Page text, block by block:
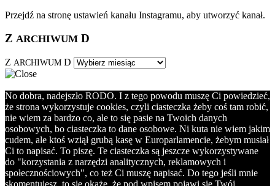
Przejdź na stronę ustawień kanału Instagramu, aby utworzyć kanał.
Z ARCHIWUM D
Z ARCHIWUM D
No dobra, nadejszło RODO. I z tego powodu muszę Ci powiedzieć,
że strona wykorzystuje cookies, czyli ciasteczka żeby coś tam robić,
nie wiem za bardzo co, ale to się pasie na Twoich danych
osobowych, bo ciasteczka to dane osobowe. Ni kuta nie wiem jakim
cudem, ale ktoś wziął grubą kasę w Europarlamencie, żebym musiał
Ci to napisać. To piszę. Te ciasteczka są jeszcze wykorzystywane
do "korzystania z narzędzi analitycznych, reklamowych i
społecznościowych", co też Ci muszę napisać. Do tego jeśli mnie